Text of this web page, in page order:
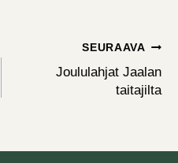
SEURAAVA
Joululahjat Jaalan
taitajilta